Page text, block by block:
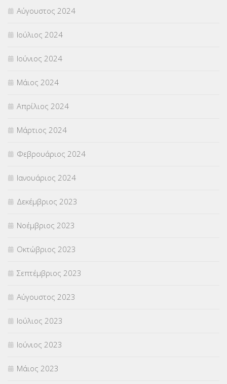
Αύγουστος 2024
Ιούλιος 2024
Ιούνιος 2024
Μάιος 2024
Απρίλιος 2024
Μάρτιος 2024
Φεβρουάριος 2024
Ιανουάριος 2024
Δεκέμβριος 2023
Νοέμβριος 2023
Οκτώβριος 2023
Σεπτέμβριος 2023
Αύγουστος 2023
Ιούλιος 2023
Ιούνιος 2023
Μάιος 2023